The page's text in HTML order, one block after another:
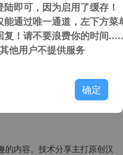
前端用户中心 支付宝/
网银
的内容。技术分享主打原创汉
即可，因为启用了缓存！
通过唯一通道，左下方菜
复！请不要浪费你的时间
他用户不提供服务
确定